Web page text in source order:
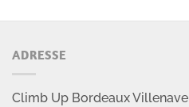
ADRESSE
Climb Up Bordeaux Villenave